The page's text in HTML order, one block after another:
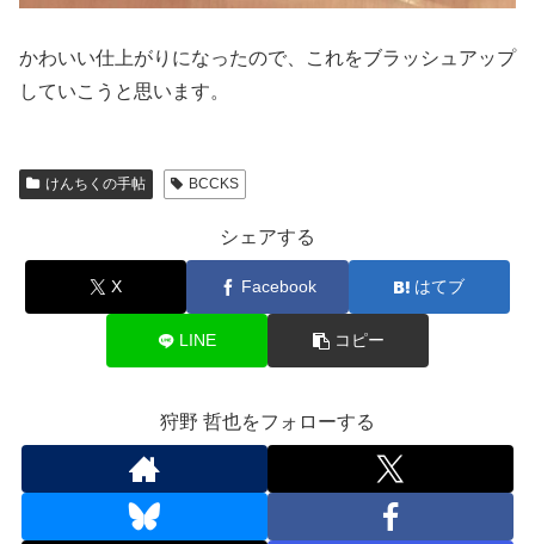
かわいい仕上がりになったので、これをブラッシュアップ
していこうと思います。
けんちくの手帖 BCCKS
シェアする
X Facebook はてブ
LINE コピー
狩野 哲也をフォローする